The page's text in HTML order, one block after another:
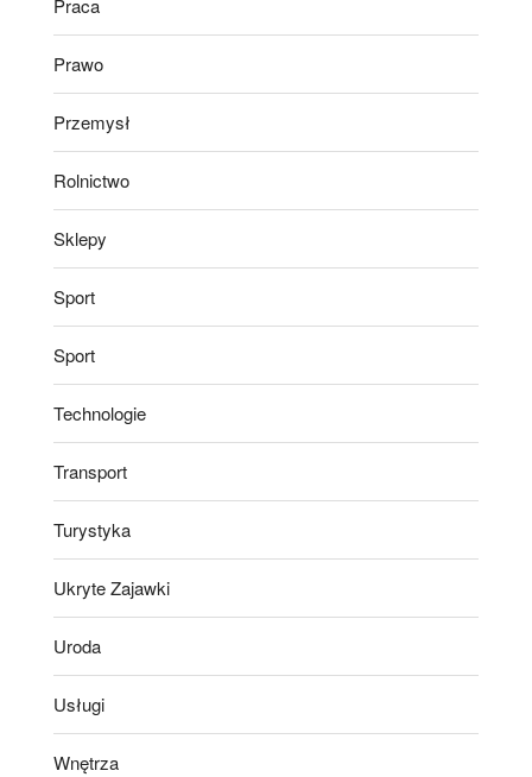
Praca
Prawo
Przemysł
Rolnictwo
Sklepy
Sport
Sport
Technologie
Transport
Turystyka
Ukryte Zajawki
Uroda
Usługi
Wnętrza